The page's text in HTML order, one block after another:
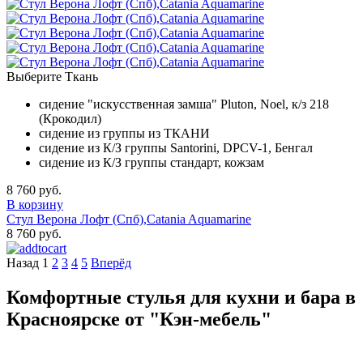
Выберите Ткань
сидение "искусственная замша" Pluton, Noel, к/з 218
(Крокодил)
сидение из группы из ТКАНИ
сидение из К/З группы Santorini, DPCV-1, Бенгал
сидение из К/З группы стандарт, кожзам
8 760 руб.
В корзину
Стул Верона Лофт (Спб),Catania Aquamarine
8 760 руб.
Назад 1 2 3 4 5 Вперёд
Комфортные стулья для кухни и бара в
Красноярске от "Кэн-мебель"